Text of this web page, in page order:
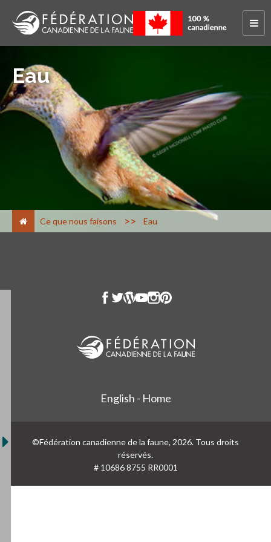
Eau
Ce que nous faisons > Eau
English - Home
©Fédération canadienne de la faune, 2026. Tous droits
réservés.
# 10686 8755 RR0001